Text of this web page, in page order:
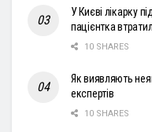
У Києві лікарку
пацієнтка
10 SHARES
Як виявляють
експертів
10 SHARES